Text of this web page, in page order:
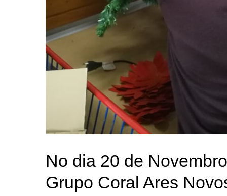
No dia 20 de
Grupo Coral Ares